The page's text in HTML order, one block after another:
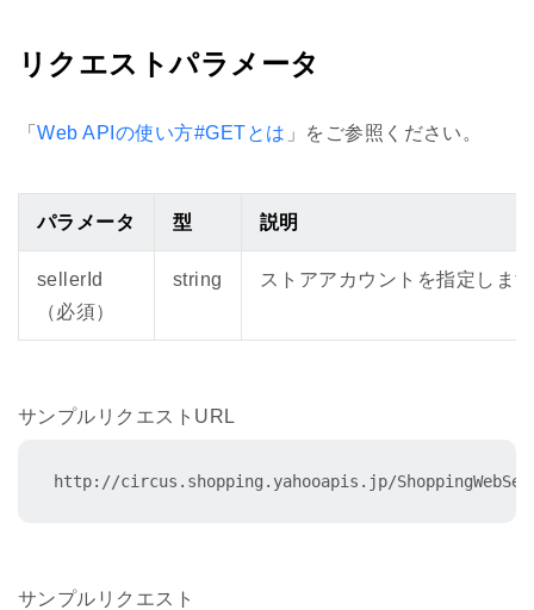
リクエストパラメータ
「Web APIの使い方#GETとは 」をご参照ください。
パラメータ 型 説明
sellerId
（必須）
string ストアアカウントを指定しま
サンプルリクエストURL
http://circus.shopping.yahooapis.jp/
サンプルリクエスト